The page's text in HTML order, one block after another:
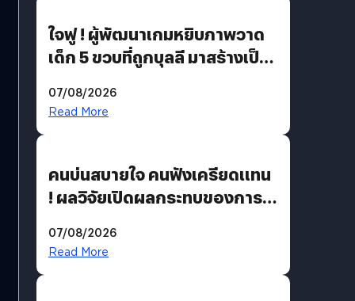
ใจฟู ! ผู้พัฒนาเกมหยิบภาพวาด
เด็ก 5 ขวบที่ถูกบุลลี มาสร้างเป็น
07/08/2026
Read More
คนบ่นสบายใจ คนฟังเครียดแทน
! ผลวิจัยเปิดผลกระทบของการ
07/08/2026
Read More